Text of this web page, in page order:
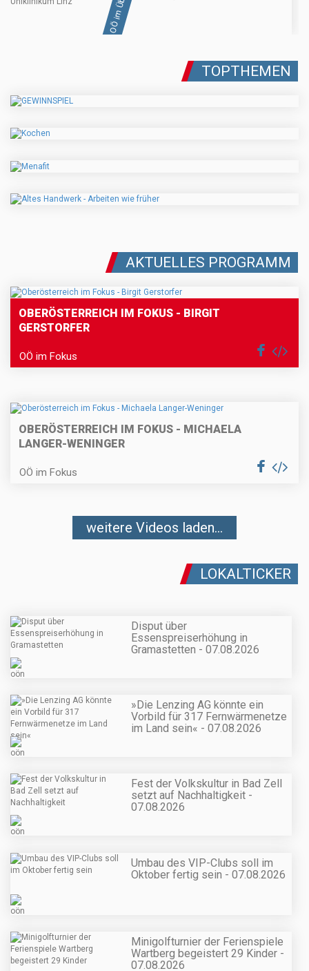
TOPTHEMEN
AKTUELLES PROGRAMM
OBERÖSTERREICH IM FOKUS - BIRGIT
GERSTORFER
OÖ im Fokus
OBERÖSTERREICH IM FOKUS - MICHAELA
LANGER-WENINGER
OÖ im Fokus
weitere Videos laden...
LOKALTICKER
Disput über
Essenspreiserhöhung in
Gramastetten - 07.08.2026
»Die Lenzing AG könnte ein
Vorbild für 317 Fernwärmenetze
im Land sein« - 07.08.2026
Fest der Volkskultur in Bad Zell
setzt auf Nachhaltigkeit -
07.08.2026
Umbau des VIP-Clubs soll im
Oktober fertig sein - 07.08.2026
Minigolfturnier der Ferienspiele
Wartberg begeistert 29 Kinder -
07.08.2026